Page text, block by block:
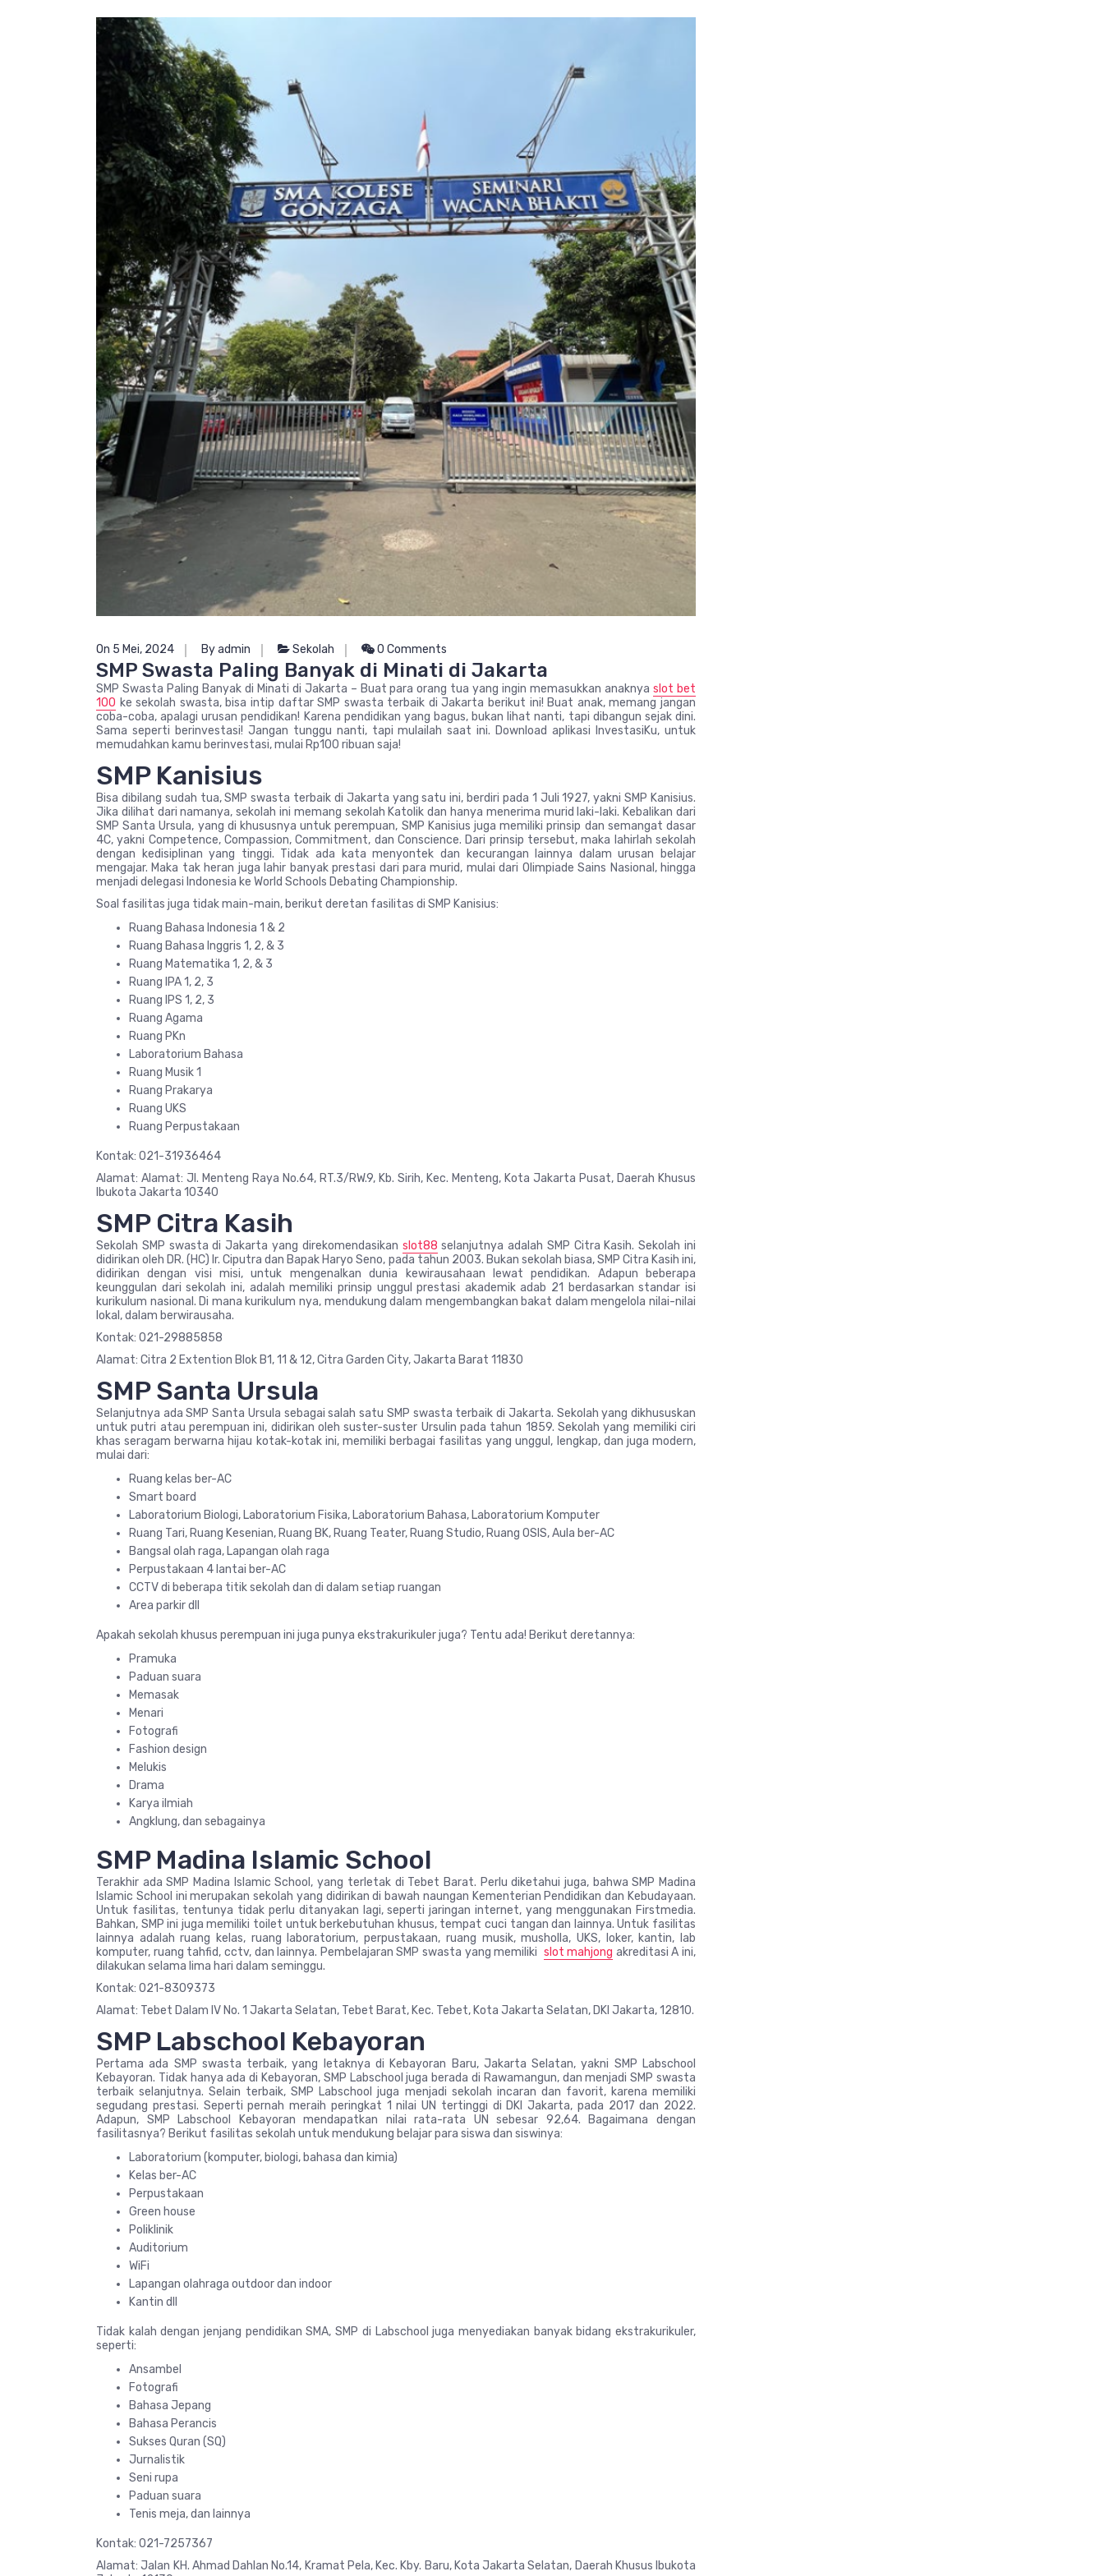
On 5 Mei, 2024 By admin Sekolah 0 Comments
SMP Swasta Paling Banyak di Minati di Jakarta
SMP Swasta Paling Banyak di Minati di Jakarta – Buat para orang tua yang ingin memasukkan anaknyaslot bet
100 ke sekolah swasta, bisa intip daftar SMP swasta terbaik di Jakarta berikut ini! Buat anak, memang jangan
coba-coba, apalagi urusan pendidikan! Karena pendidikan yang bagus, bukan lihat nanti, tapi dibangun sejak dini.
Sama seperti berinvestasi! Jangan tunggu nanti, tapi mulailah saat ini. Download aplikasi InvestasiKu, untuk
memudahkan kamu berinvestasi, mulai Rp100 ribuan saja!
SMP Kanisius
Bisa dibilang sudah tua, SMP swasta terbaik di Jakarta yang satu ini, berdiri pada 1 Juli 1927, yakni SMP Kanisius.
Jika dilihat dari namanya, sekolah ini memang sekolah Katolik dan hanya menerima murid laki-laki. Kebalikan dari
SMP Santa Ursula, yang di khususnya untuk perempuan, SMP Kanisius juga memiliki prinsip dan semangat dasar
4C, yakni Competence, Compassion, Commitment, dan Conscience. Dari prinsip tersebut, maka lahirlah sekolah
dengan kedisiplinan yang tinggi. Tidak ada kata menyontek dan kecurangan lainnya dalam urusan belajar
mengajar. Maka tak heran juga lahir banyak prestasi dari para murid, mulai dari Olimpiade Sains Nasional, hingga
menjadi delegasi Indonesia ke World Schools Debating Championship.
Soal fasilitas juga tidak main-main, berikut deretan fasilitas di SMP Kanisius:
Ruang Bahasa Indonesia 1 & 2
Ruang Bahasa Inggris 1, 2, & 3
Ruang Matematika 1, 2, & 3
Ruang IPA 1, 2, 3
Ruang IPS 1, 2, 3
Ruang Agama
Ruang PKn
Laboratorium Bahasa
Ruang Musik 1
Ruang Prakarya
Ruang UKS
Ruang Perpustakaan
Kontak: 021-31936464
Alamat: Alamat: Jl. Menteng Raya No.64, RT.3/RW.9, Kb. Sirih, Kec. Menteng, Kota Jakarta Pusat, Daerah Khusus
Ibukota Jakarta 10340
SMP Citra Kasih
Sekolah SMP swasta di Jakarta yang direkomendasikan slot88 selanjutnya adalah SMP Citra Kasih. Sekolah ini
didirikan oleh DR. (HC) Ir. Ciputra dan Bapak Haryo Seno, pada tahun 2003. Bukan sekolah biasa, SMP Citra Kasih ini,
didirikan dengan visi misi, untuk mengenalkan dunia kewirausahaan lewat pendidikan. Adapun beberapa
keunggulan dari sekolah ini, adalah memiliki prinsip unggul prestasi akademik adab 21 berdasarkan standar isi
kurikulum nasional. Di mana kurikulum nya, mendukung dalam mengembangkan bakat dalam mengelola nilai-nilai
lokal, dalam berwirausaha.
Kontak: 021-29885858
Alamat: Citra 2 Extention Blok B1, 11 & 12, Citra Garden City, Jakarta Barat 11830
SMP Santa Ursula
Selanjutnya ada SMP Santa Ursula sebagai salah satu SMP swasta terbaik di Jakarta. Sekolah yang dikhususkan
untuk putri atau perempuan ini, didirikan oleh suster-suster Ursulin pada tahun 1859. Sekolah yang memiliki ciri
khas seragam berwarna hijau kotak-kotak ini, memiliki berbagai fasilitas yang unggul, lengkap, dan juga modern,
mulai dari:
Ruang kelas ber-AC
Smart board
Laboratorium Biologi, Laboratorium Fisika, Laboratorium Bahasa, Laboratorium Komputer
Ruang Tari, Ruang Kesenian, Ruang BK, Ruang Teater, Ruang Studio, Ruang OSIS, Aula ber-AC
Bangsal olah raga, Lapangan olah raga
Perpustakaan 4 lantai ber-AC
CCTV di beberapa titik sekolah dan di dalam setiap ruangan
Area parkir dll
Apakah sekolah khusus perempuan ini juga punya ekstrakurikuler juga? Tentu ada! Berikut deretannya:
Pramuka
Paduan suara
Memasak
Menari
Fotografi
Fashion design
Melukis
Drama
Karya ilmiah
Angklung, dan sebagainya
SMP Madina Islamic School
Terakhir ada SMP Madina Islamic School, yang terletak di Tebet Barat. Perlu diketahui juga, bahwa SMP Madina
Islamic School ini merupakan sekolah yang didirikan di bawah naungan Kementerian Pendidikan dan Kebudayaan.
Untuk fasilitas, tentunya tidak perlu ditanyakan lagi, seperti jaringan internet, yang menggunakan Firstmedia.
Bahkan, SMP ini juga memiliki toilet untuk berkebutuhan khusus, tempat cuci tangan dan lainnya. Untuk fasilitas
lainnya adalah ruang kelas, ruang laboratorium, perpustakaan, ruang musik, musholla, UKS, loker, kantin, lab
komputer, ruang tahfid, cctv, dan lainnya. Pembelajaran SMP swasta yang memiliki slot mahjong akreditasi A ini,
dilakukan selama lima hari dalam seminggu.
Kontak: 021-8309373
Alamat: Tebet Dalam IV No. 1 Jakarta Selatan, Tebet Barat, Kec. Tebet, Kota Jakarta Selatan, DKI Jakarta, 12810.
SMP Labschool Kebayoran
Pertama ada SMP swasta terbaik, yang letaknya di Kebayoran Baru, Jakarta Selatan, yakni SMP Labschool
Kebayoran. Tidak hanya ada di Kebayoran, SMP Labschool juga berada di Rawamangun, dan menjadi SMP swasta
terbaik selanjutnya. Selain terbaik, SMP Labschool juga menjadi sekolah incaran dan favorit, karena memiliki
segudang prestasi. Seperti pernah meraih peringkat 1 nilai UN tertinggi di DKI Jakarta, pada 2017 dan 2022.
Adapun, SMP Labschool Kebayoran mendapatkan nilai rata-rata UN sebesar 92,64. Bagaimana dengan
fasilitasnya? Berikut fasilitas sekolah untuk mendukung belajar para siswa dan siswinya:
Laboratorium (komputer, biologi, bahasa dan kimia)
Kelas ber-AC
Perpustakaan
Green house
Poliklinik
Auditorium
WiFi
Lapangan olahraga outdoor dan indoor
Kantin dll
Tidak kalah dengan jenjang pendidikan SMA, SMP di Labschool juga menyediakan banyak bidang ekstrakurikuler,
seperti:
Ansambel
Fotografi
Bahasa Jepang
Bahasa Perancis
Sukses Quran (SQ)
Jurnalistik
Seni rupa
Paduan suara
Tenis meja, dan lainnya
Kontak: 021-7257367
Alamat: Jalan KH. Ahmad Dahlan No.14, Kramat Pela, Kec. Kby. Baru, Kota Jakarta Selatan, Daerah Khusus Ibukota